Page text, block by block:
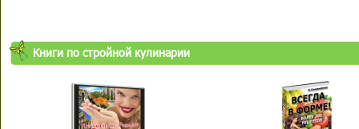
Книги по стройной кулинарии